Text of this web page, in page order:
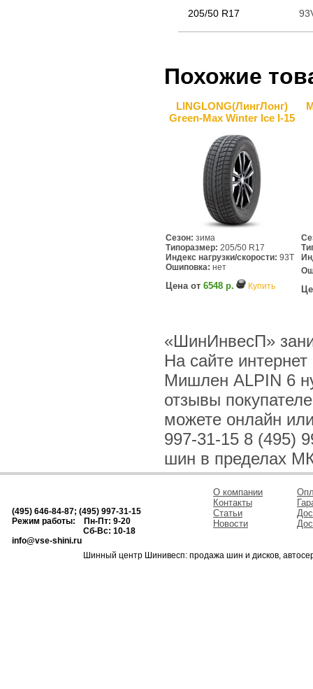
205/50 R17
Похожие
LINGLONG(ЛингЛонг)
Green-Max Winter Ice I-15
Сезон: зима
Типоразмер: 205/50 R17
Индекс нагрузки/скорости: 93T
Ошиповка: нет
Цена от 6548 р. Купить
«ШинИнвесП»
На сайте
Мишлен ALPIN 6
отзывы
можете онлайн
997-31-15 8 (495)
шин в пределах
(495) 646-84-87; (495) 997-31-15
Режим работы: Пн-Пт: 9-20
Сб-Вс: 10-18
info@vse-shini.ru
О компании
Контакты
Статьи
Новости
Шинный центр Шинивесп: продажа шин и дисков,